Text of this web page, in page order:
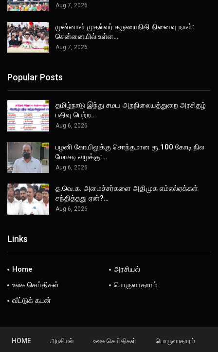
Aug 7, 2026
முன்னாள் முதல்வர் கருணாநிதி நினைவு நாள்:
சென்னையில் உள்ள…
Aug 7, 2026
Popular Posts
தமிழ்நாடு இந்து சமய அறநிலையத்துறை அரசிதழ்
பதிவு பெற்ற…
Aug 6, 2026
பழனி கோயிலுக்கு சொந்தமான ரூ.100 கோடி நில
மோசடி வழக்கு:…
Aug 6, 2026
த.வெ.க. அமைச்சர்களை அதிமுக எம்எல்ஏக்கள்
சந்தித்தது ஏன்?…
Aug 6, 2026
Links
Home
அரசியல்
உலக செய்திகள்
பொருளாதாரம்
வீட்டுக் கடன்
HOME அரசியல் உலக செய்திகள் பொருளாதாரம்